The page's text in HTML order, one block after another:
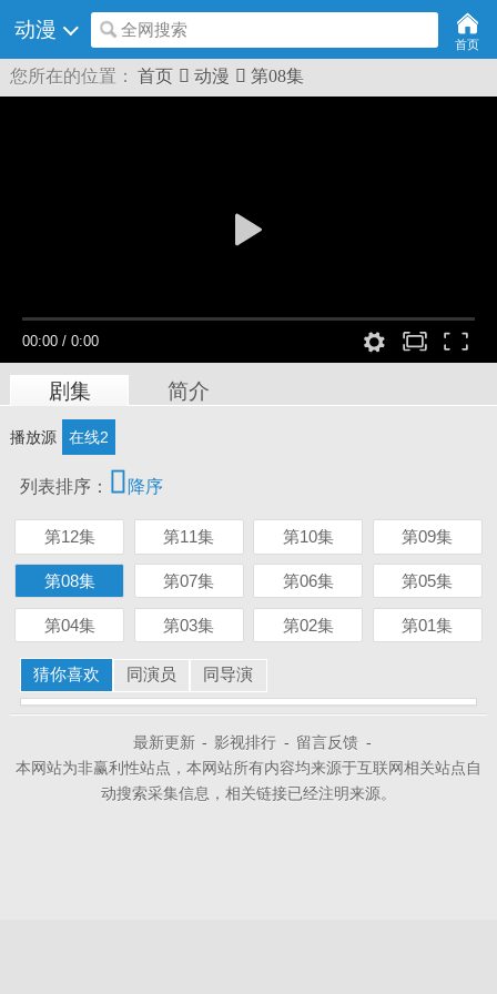
动漫 全网搜索
首页
您所在的位置： 首页  动漫  第08集
00:00 / 0:00
剧集 简介
播放源 在线2
列表排序：  降序
第12集 第11集 第10集 第09集
第08集 第07集 第06集 第05集
第04集 第03集 第02集 第01集
猜你喜欢 同演员 同导演
最新更新 - 影视排行 - 留言反馈 -
本网站为非赢利性站点，本网站所有内容均来源于互联网相关站点自
动搜索采集信息，相关链接已经注明来源。